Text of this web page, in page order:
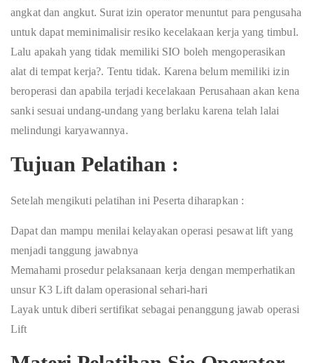
angkat dan angkut. Surat izin operator menuntut para pengusaha
untuk dapat meminimalisir resiko kecelakaan kerja yang timbul.
Lalu apakah yang tidak memiliki SIO boleh mengoperasikan
alat di tempat kerja?. Tentu tidak. Karena belum memiliki izin
beroperasi dan apabila terjadi kecelakaan Perusahaan akan kena
sanki sesuai undang-undang yang berlaku karena telah lalai
melindungi karyawannya.
Tujuan Pelatihan :
Setelah mengikuti pelatihan ini Peserta diharapkan :
Dapat dan mampu menilai kelayakan operasi pesawat lift yang
menjadi tanggung jawabnya
Memahami prosedur pelaksanaan kerja dengan memperhatikan
unsur K3 Lift dalam operasional sehari-hari
Layak untuk diberi sertifikat sebagai penanggung jawab operasi
Lift